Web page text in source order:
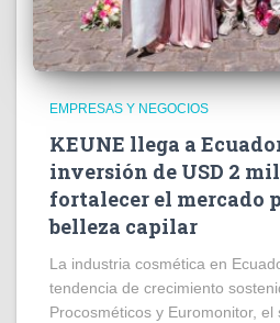
EMPRESAS Y NEGOCIOS
KEUNE llega a
inversión de USD 2
fortalecer el mercado
belleza capilar
La industria cosmética en
tendencia de crecimiento
Procosméticos y Euromonitor,